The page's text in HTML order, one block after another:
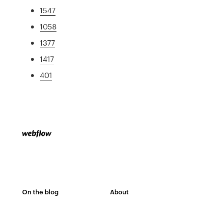
1547
1058
1377
1417
401
On the blog About